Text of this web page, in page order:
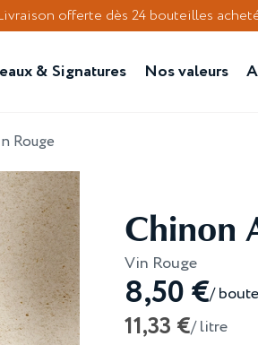
offerte dès 24 bouteilles
& Signatures Nos valeurs
Rouge
Chinon
Vin Rouge
8,50€/
11,33 €/ litre